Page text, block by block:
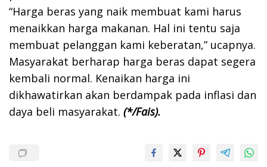
“Harga beras yang naik membuat kami harus
menaikkan harga makanan. Hal ini tentu saja
membuat pelanggan kami keberatan,” ucapnya.
Masyarakat berharap harga beras dapat segera
kembali normal. Kenaikan harga ini
dikhawatirkan akan berdampak pada inflasi dan
daya beli masyarakat. (*/Fais).